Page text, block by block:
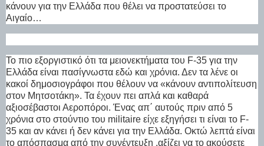
κάνουν για την Ελλάδα που θέλει να προστατεύσει το
Αιγαίο…
Το πιο εξοργιστικό ότι τα μειονεκτήματα του F-35 για την
Ελλάδα είναι πασίγνωστα εδώ και χρόνια. Δεν τα λένε οι
κακοί δημοσιογράφοι που θέλουν να «κάνουν αντιπολίτευση
στον Μητσοτάκη». Τα έχουν πει απλά και καθαρά
αξιοσέβαστοι Αεροπόροι. Ένας απ΄ αυτούς πριν από 5
χρόνια στο στούντιο του militaire είχε εξηγήσει τι είναι το F-
35 και αν κάνει ή δεν κάνει για την Ελλάδα. Οκτώ λεπτά είναι
το απόσπασμα από την συνέντευξη ,αξίζει να το ακούσετε